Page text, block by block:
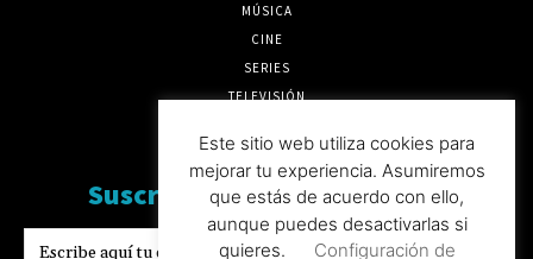
MÚSICA
CINE
SERIES
TELEVISIÓN
Suscríbete a nuesto boletín
SUSCRIBIRSE
Este sitio web utiliza cookies para
mejorar tu experiencia. Asumiremos
que estás de acuerdo con ello,
aunque puedes desactivarlas si
quieres.
Configuración de